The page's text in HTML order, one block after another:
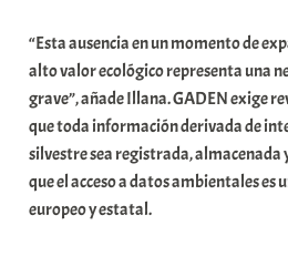
“Esta ausencia en un momento de
alto valor ecológico representa una
grave”, añade Illana. GADEN exige
que toda información derivada de
silvestre sea registrada, almacenada
que el acceso a datos ambientales es
europeo y estatal.